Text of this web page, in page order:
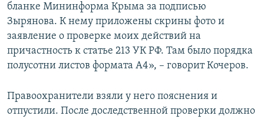
бланке Мининформа Крыма за подписью
Зырянова. К нему приложены скрины фото и
заявление о проверке моих действий на
причастность к статье 213 УК РФ. Там было порядка
полусотни листов формата А4», – говорит Кочеров.
Правоохранители взяли у него пояснения и
отпустили. После доследственной проверки должно